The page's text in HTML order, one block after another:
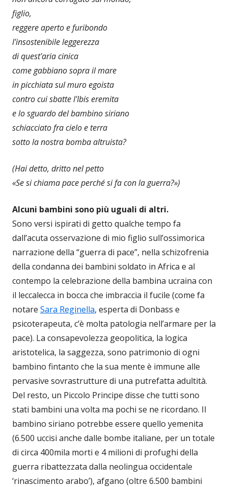
figlio,
reggere aperto e furibondo
l'insostenibile leggerezza
di quest'aria cinica
come gabbiano sopra il mare
in picchiata sul muro egoista
contro cui sbatte l'Ibis eremita
e lo sguardo del bambino siriano
schiacciato fra cielo e terra
sotto la nostra bomba altruista?
(Hai detto, dritto nel petto
«Se si chiama paceperché si fa con la guerra?»)
Alcuni bambini sono più uguali di altri.
Sono versi ispirati di getto qualche tempo fa
dall’acuta osservazione di mio figlio sull’ossimorica
narrazione della “guerra di pace”, nella schizofrenia
della condanna dei bambini soldato in Africa e al
contempo la celebrazione della bambina ucraina con
il leccalecca in bocca che imbraccia il fucile (come fa
notare Sara Reginella, esperta di Donbass e
psicoterapeuta, c’è molta patologia nell’armare per la
pace). La consapevolezza geopolitica, la logica
aristotelica, la saggezza, sono patrimonio di ogni
bambino fintanto che la sua mente è immune alle
pervasive sovrastrutture di una putrefatta adultità.
Del resto, un Piccolo Principe disse che tutti sono
stati bambini una volta ma pochi se ne ricordano. Il
bambino siriano potrebbe essere quello yemenita
(6.500 uccisi anche dalle bombe italiane, per un totale
di circa 400mila morti e 4 milioni di profughi della
guerra ribattezzata dalla neolingua occidentale
‘rinascimento arabo’), afgano (oltre 6.500 bambini